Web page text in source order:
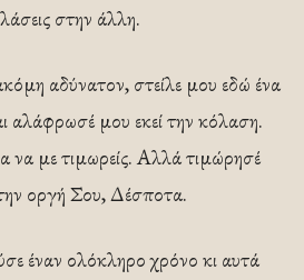
στην άλλη.
αδύνατον, στείλε μου εδώ ένα
αλάφρωσέ μου εκεί την κόλαση.
με τιμωρείς. Αλλά τιμώρησέ
οργή Σου, Δέσποτα.
έναν ολόκληρο χρόνο κι αυτά